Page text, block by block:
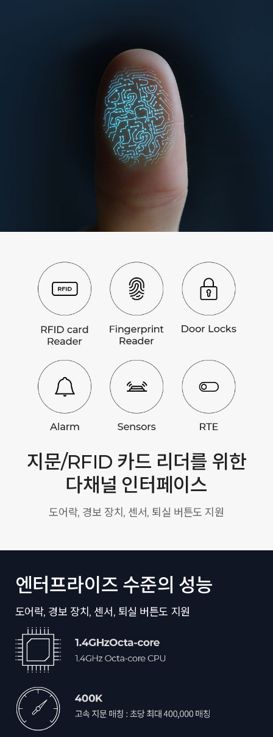
지문/RFID 카드 리더를 위한
다채널 인터페이스
도어락, 경보 장치, 센서, 퇴실 버튼도 지원
엔터프라이즈 수준의 성능
도어락, 경보 장치, 센서, 퇴실 버튼도 지원